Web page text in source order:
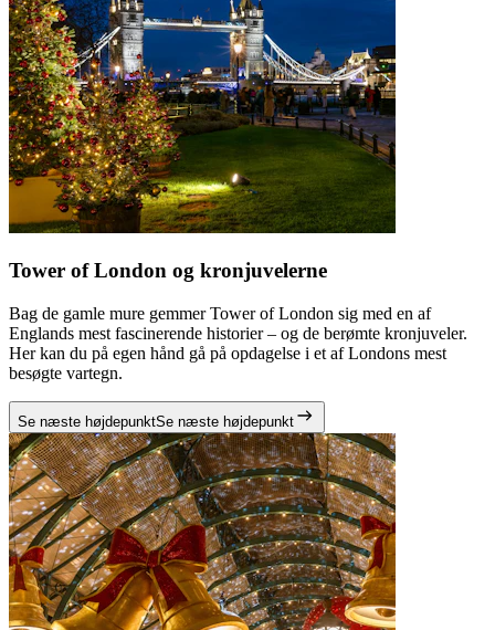
Tower of London og kronjuvelerne
Bag de gamle mure gemmer Tower of London sig med en af
Englands mest fascinerende historier – og de berømte kronjuveler.
Her kan du på egen hånd gå på opdagelse i et af Londons mest
besøgte vartegn.
Se næste højdepunktSe næste højdepunkt